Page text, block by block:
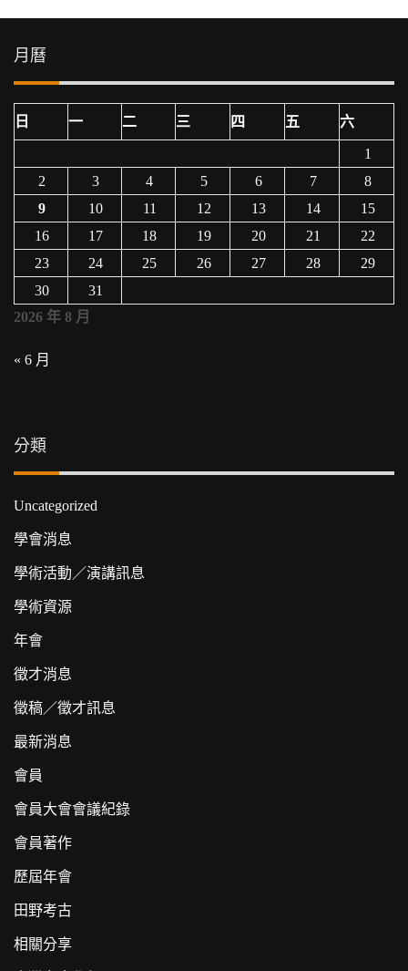
覽
月曆
2026 年 8 月
日 一 二 三 四 五 六
1
2
3 4 5 6 7
8
9
10 11 12 13 14
15
16
17 18 19 20 21
22
23
24 25 26 27 28
29
30
31
« 6 月
分類
Uncategorized
學會消息
學術活動／演講訊息
學術資源
年會
徵才消息
徵稿／徵才訊息
最新消息
會員
會員大會會議紀錄
會員著作
歷屆年會
田野考古
相關分享